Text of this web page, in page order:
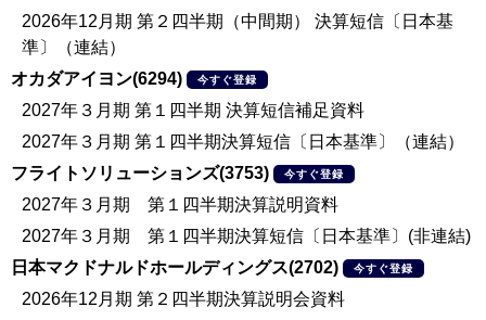
2026年12月期 第２四半期（中間期） 決算短信〔日本基
準〕（連結）
オカダアイヨン(6294)
今すぐ登録
2027年３月期 第１四半期 決算短信補足資料
2027年３月期 第１四半期決算短信〔日本基準〕（連結）
フライトソリューションズ(3753)
今すぐ登録
2027年３月期 第１四半期決算説明資料
2027年３月期 第１四半期決算短信〔日本基準〕(非連結)
日本マクドナルドホールディングス(2702)
今すぐ登録
2026年12月期 第２四半期決算説明会資料